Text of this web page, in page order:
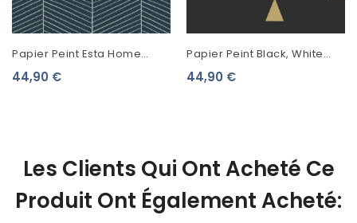
Papier Peint Esta Home
Scandi Cool Chevrons Bleu
44,90 €
Papier Peint Black, White
And Gold Esta Home
44,90 €
Les Clients Qui Ont Acheté Ce
Produit Ont Également Acheté: